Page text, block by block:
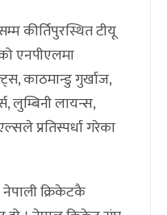
कीर्तिपुरस्थित टीयू
एनपीएलमा
काठमान्डु गुर्खाज,
लुम्बिनी लायन्स,
प्रतिस्पर्धा गरेका
क्रिकेटकै